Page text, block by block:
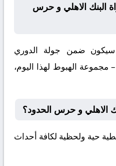
البنك الاهلي و حرس
سيكون ضمن جولة الدوري
مجموعة الهبوط لهذا اليوم،
الاهلي و حرس الحدود؟
حية ولحظية لكافة أحداث